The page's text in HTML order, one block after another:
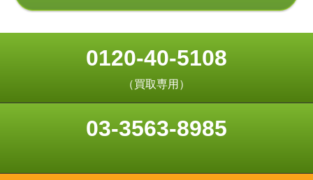
0120-40-5108
（買取専用）
03-3563-8985